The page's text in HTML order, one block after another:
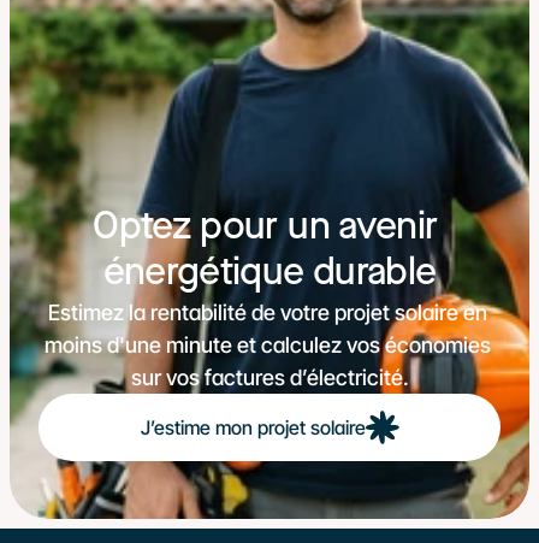
Optez pour un avenir
énergétique durable
Estimez la rentabilité de votre projet solaire en
moins d'une minute et calculez vos économies
sur vos factures d’électricité.
J’estime mon projet solaire